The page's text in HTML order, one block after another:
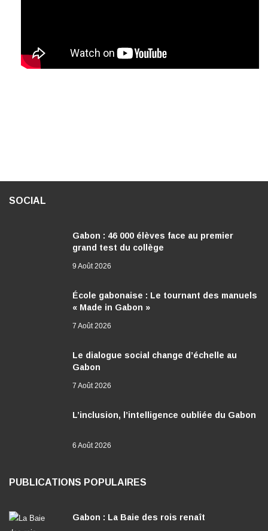
SOCIAL
Gabon : 46 000 élèves face au premier
grand test du collège
9 Août 2026
École gabonaise : Le tournant des manuels
« Made in Gabon »
7 Août 2026
Le dialogue social change d’échelle au
Gabon
7 Août 2026
L’inclusion, l’intelligence oubliée du Gabon
6 Août 2026
PUBLICATIONS POPULAIRES
Gabon : La Baie des rois renaît